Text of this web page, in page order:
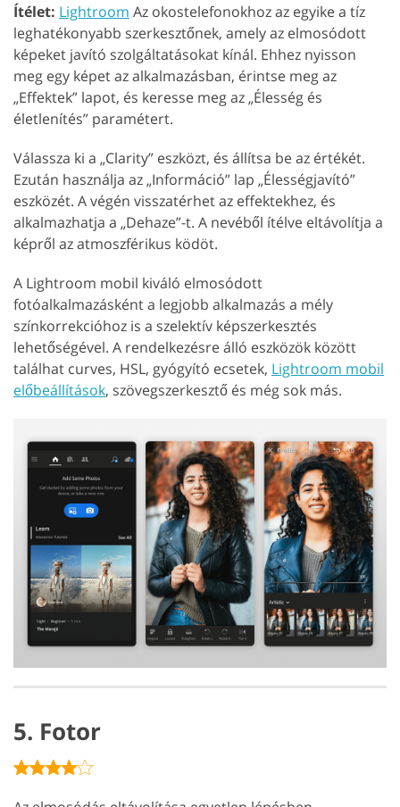
Ítélet: Lightroom Az okostelefonokhoz az egyike a tíz
leghatékonyabb szerkesztőnek, amely az elmosódott
képeket javító szolgáltatásokat kínál. Ehhez nyisson
meg egy képet az alkalmazásban, érintse meg az
„Effektek” lapot, és keresse meg az „Élesség és
életlenítés” paramétert.
Válassza ki a „Clarity” eszközt, és állítsa be az értékét.
Ezután használja az „Információ” lap „Élességjavító”
eszközét. A végén visszatérhet az effektekhez, és
alkalmazhatja a „Dehaze”-t. A nevéből ítélve eltávolítja a
képről az atmoszférikus ködöt.
A Lightroom mobil kiváló elmosódott
fotóalkalmazásként a legjobb alkalmazás a mély
színkorrekcióhoz is a szelektív képszerkesztés
lehetőségével. A rendelkezésre álló eszközök között
találhat curves, HSL, gyógyító ecsetek, Lightroom mobil
előbeállítások, szövegszerkesztő és még sok más.
5. Fotor